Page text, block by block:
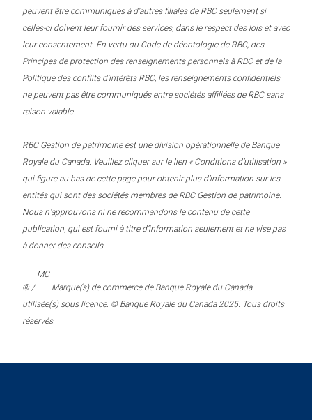
peuvent être communiqués à d’autres filiales de RBC seulement si
celles-ci doivent leur fournir des services, dans le respect des lois et avec
leur consentement. En vertu du Code de déontologie de RBC, des
Principes de protection des renseignements personnels à RBC et de la
Politique des conflits d’intérêts RBC, les renseignements confidentiels
ne peuvent pas être communiqués entre sociétés affiliées de RBC sans
raison valable.
RBC Gestion de patrimoine est une division opérationnelle de Banque
Royale du Canada. Veuillez cliquer sur le lien « Conditions d’utilisation »
qui figure au bas de cette page pour obtenir plus d’information sur les
entités qui sont des sociétés membres de RBC Gestion de patrimoine.
Nous n’approuvons ni ne recommandons le contenu de cette
publication, qui est fourni à titre d’information seulement et ne vise pas
à donner des conseils.
® /
MC
Marque(s) de commerce de Banque Royale du Canada
utilisée(s) sous licence. © Banque Royale du Canada 2025. Tous droits
réservés.